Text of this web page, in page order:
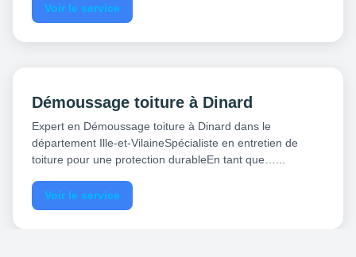
Voir le service
Démoussage toiture à Dinard
Expert en Démoussage toiture à Dinard dans le
département Ille-et-VilaineSpécialiste en entretien de
toiture pour une protection durableEn tant que…...
Voir le service